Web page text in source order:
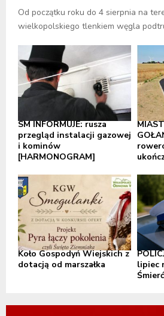
Od początku roku do 4 sierpnia na
wielkopolskiego tlenkiem węgla
SM INFORMUJE: rusza
przegląd instalacji gazowej
i kominów
[HARMONOGRAM]
Koło Gospodyń Wiejskich z
dotacją od marszałka
lipiec